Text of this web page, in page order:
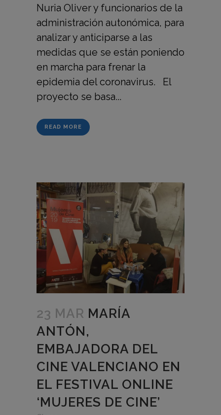
Nuria Oliver y funcionarios de la
administración autonómica, para
analizar y anticiparse a las
medidas que se están poniendo
en marcha para frenar la
epidemia del coronavirus. El
proyecto se basa...
READ MORE
23 MAR MARÍA
ANTÓN,
EMBAJADORA DEL
CINE VALENCIANO EN
EL FESTIVAL ONLINE
‘MUJERES DE CINE’